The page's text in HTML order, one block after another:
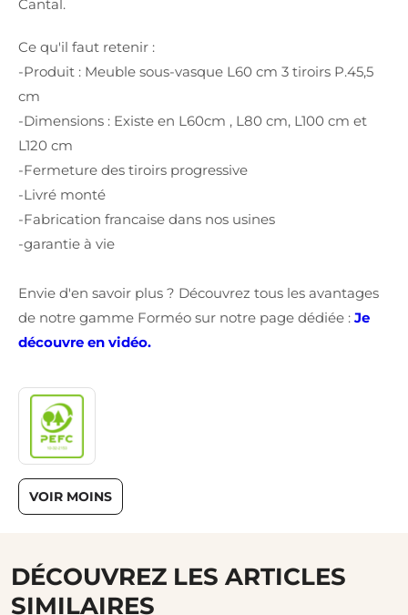
Cantal.
Ce qu'il faut retenir :
-Produit : Meuble sous-vasque L60 cm 3 tiroirs P.45,5
cm
-Dimensions : Existe en L60cm , L80 cm, L100 cm et
L120 cm
-Fermeture des tiroirs progressive
-Livré monté
-Fabrication francaise dans nos usines
-garantie à vie
Envie d'en savoir plus ? Découvrez tous les avantages
de notre gamme Forméo sur notre page dédiée : Je
découvre en vidéo.
VOIR MOINS
DÉCOUVREZ LES ARTICLES
SIMILAIRES